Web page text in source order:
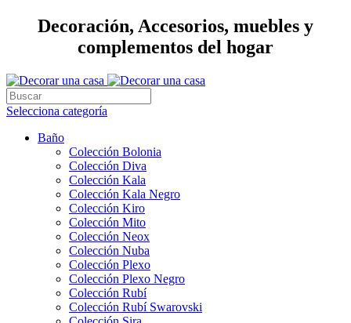
Decoración, Accesorios, muebles y
complementos del hogar
Selecciona categoría
Baño
Colección Bolonia
Colección Diva
Colección Kala
Colección Kala Negro
Colección Kiro
Colección Mito
Colección Neox
Colección Nuba
Colección Plexo
Colección Plexo Negro
Colección Rubí
Colección Rubí Swarovski